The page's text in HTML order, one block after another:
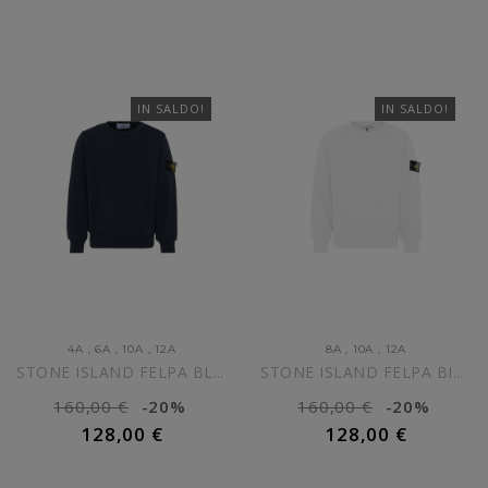
IN SALDO!
4A ,6A , 10A , 12A
STONE ISLAND FELPA BLU NAVY...
160,00 € -20%
128,00 €
AGGIUNGI AL CARRELLO
IN SALDO!
8A , 10A , 12A
STONE ISLAND FELPA BIANCA...
160,00 € -20%
128,00 €
AGGIUNGI AL CARRELLO